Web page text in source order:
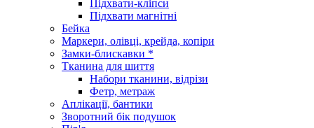
Підхвати-кліпси
Підхвати магнітні
Бейка
Маркери, олівці, крейда, копіри
Замки-блискавки *
Тканина для шиття
Набори тканини, відрізи
Фетр, метраж
Аплікації, бантики
Зворотний бік подушок